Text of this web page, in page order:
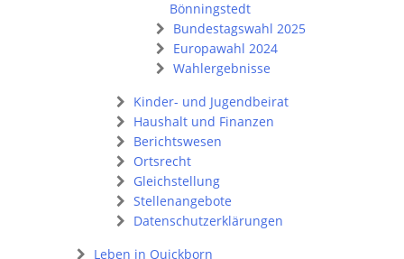
Bönningstedt
Bundestagswahl 2025
Europawahl 2024
Wahlergebnisse
Kinder- und Jugendbeirat
Haushalt und Finanzen
Berichtswesen
Ortsrecht
Gleichstellung
Stellenangebote
Datenschutzerklärungen
Leben in Quickborn